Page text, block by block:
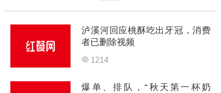
泸溪河回应桃酥吃出牙冠，消费
者已删除视频
1214
爆单、排队，“秋天第一杯奶